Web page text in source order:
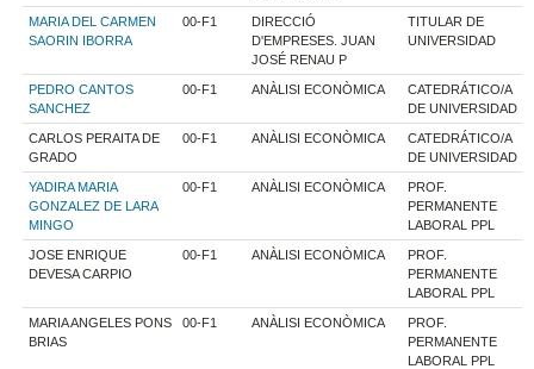
MARIA DEL CARMEN
SAORIN IBORRA
00-F1
DIRECCIÓ
D'EMPRESES. JUAN
JOSÉ RENAU P
TITULAR DE
UNIVERSIDAD
PEDRO CANTOS
SANCHEZ
00-F1 ANÀLISI ECONÒMICA
CATEDRÁTICO/A
DE UNIVERSIDAD
CARLOS PERAITA DE
GRADO
00-F1 ANÀLISI ECONÒMICA
CATEDRÁTICO/A
DE UNIVERSIDAD
YADIRA MARIA
GONZALEZ DE LARA
MINGO
00-F1 ANÀLISI ECONÒMICA
PROF.
PERMANENTE
LABORAL PPL
JOSE ENRIQUE
DEVESA CARPIO
00-F1 ANÀLISI ECONÒMICA
PROF.
PERMANENTE
LABORAL PPL
MARIA ANGELES PONS
BRIAS
00-F1 ANÀLISI ECONÒMICA
PROF.
PERMANENTE
LABORAL PPL